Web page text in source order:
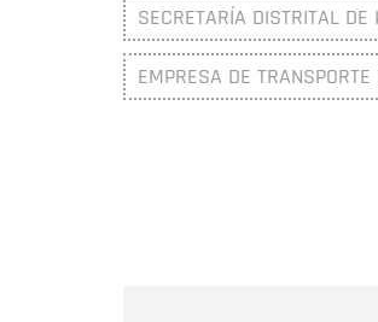
SECRETARÍA DISTRITAL
EMPRESA DE